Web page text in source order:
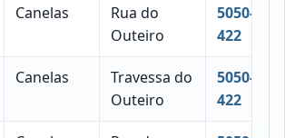
Canelas
Rua do
Outeiro
5050-
422
Canelas
Travessa do
Outeiro
5050-
422